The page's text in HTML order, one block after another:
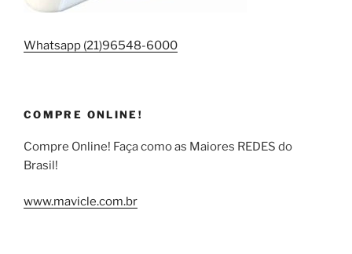
Whatsapp (21)96548-6000
COMPRE ONLINE!
Compre Online! Faça como as Maiores REDES do
Brasil!
www.mavicle.com.br